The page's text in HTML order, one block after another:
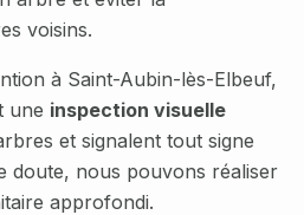
voisins.
à Saint-Aubin-lès-Elbeuf,
une inspection visuelle
et signalent tout signe
doute, nous pouvons réaliser
approfondi.